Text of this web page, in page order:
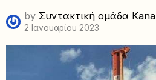
by Συντακτική ομάδα
2 Ιανουαρίου 2023